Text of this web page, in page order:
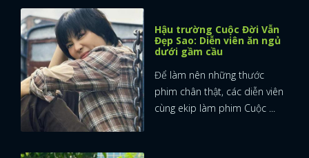
Hậu trường Cuộc Đời Vẫn
Đẹp Sao: Diễn viên ăn ngủ
dưới gầm cầu
Để làm nên những thước
phim chân thật, các diễn viên
cùng ekip làm phim Cuộc ...